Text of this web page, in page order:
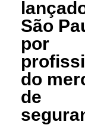
São
por
do
de